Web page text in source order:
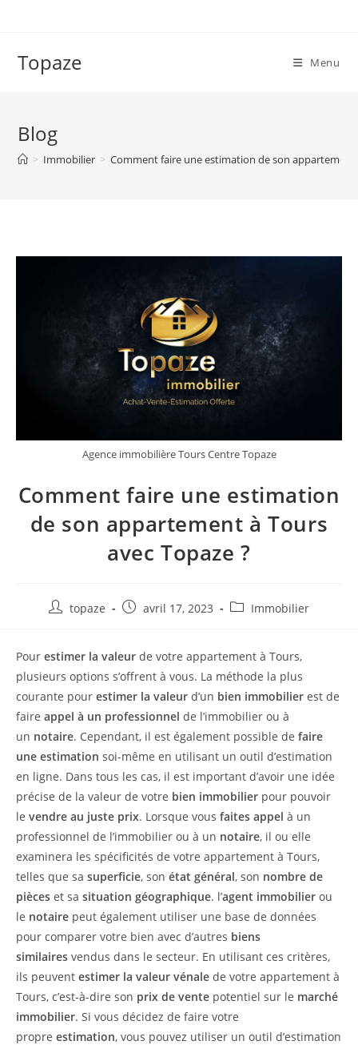
Topaze Menu
Blog
> Immobilier > Comment faire une estimation de son appartement
Agence immobilière Tours Centre Topaze
Comment faire une estimation
de son appartement à Tours
avec Topaze ?
Auteur/autrice
publication :
topaze
Publication
avril 17, 2023
Post Immobilier
Pour estimer la valeur de votre appartement à Tours,
plusieurs options s’offrent à vous. La méthode la plus
courante pour estimer la valeur d’un bien immobilier est de
faire appel à un professionnel de l’immobilier ou à
un notaire. Cependant, il est également possible de faire
une estimation soi-même en utilisant un outil d’estimation
en ligne. Dans tous les cas, il est important d’avoir une idée
précise de la valeur de votre bien immobilier pour pouvoir
le vendre au juste prix. Lorsque vous faites appel à un
professionnel de l’immobilier ou à un notaire, il ou elle
examinera les spécificités de votre appartement à Tours,
telles que sa superficie, son état général, son nombre de
pièces et sa situation géographique. l’agent immobilier ou
le notaire peut également utiliser une base de données
pour comparer votre bien avec d’autres biens
similaires vendus dans le secteur. En utilisant ces critères,
ils peuvent estimer la valeur vénale de votre appartement à
Tours, c’est-à-dire son prix de vente potentiel sur le marché
immobilier. Si vous décidez de faire votre
propre estimation, vous pouvez utiliser un outil d’estimation